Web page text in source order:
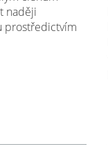
naději
prostředictvím